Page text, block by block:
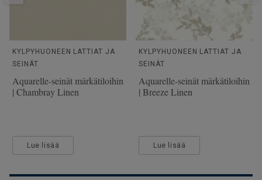
25905204
käytössä
31 Keskimääräinen kulutus
Lattialämmitys
Soveltuu (korkeintaan 27°C)
Kulutuskerroksen paksuus
0.35
KYLPYHUONEEN LATTIAT JA
SEINÄT
Aquarelle-seinät märkätiloihin
| Chambray Linen
Lue lisää
KYLPYHUONEEN LATTIAT JA
SEINÄT
Aquarelle-seinät märkätiloihin
| Breeze Linen
Lue lisää